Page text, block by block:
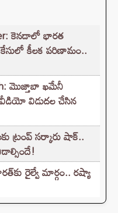
కెనడాలో భారత
కీలక పరిణామం..
మొజ్తాబా ఖమేనీ
వీడియో విడుదల చేసిన
ట్రంప్ సర్కారు షాక్..
రైల్వే మార్గం.. రష్యా